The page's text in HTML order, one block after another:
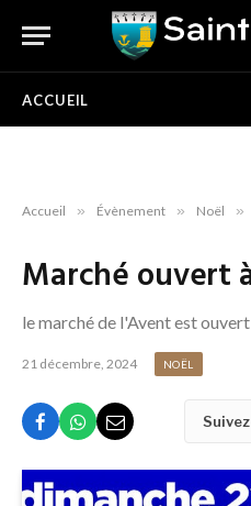
ACCUEIL
Accueil » Évènement » Noël »
Marché ouvert
le marché de l'Avent est
21 décembre, 2024 NOËL